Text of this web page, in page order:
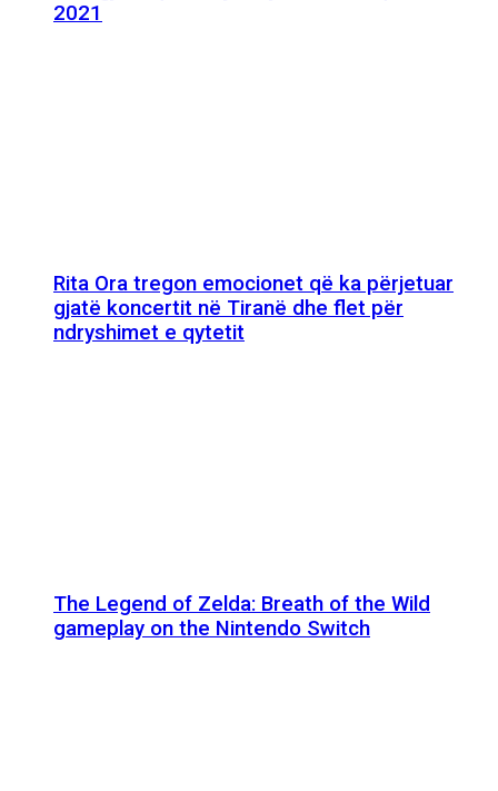
2021
Rita Ora tregon emocionet që ka përjetuar
gjatë koncertit në Tiranë dhe flet për
ndryshimet e qytetit
The Legend of Zelda: Breath of the Wild
gameplay on the Nintendo Switch